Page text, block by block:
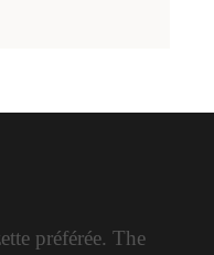
préférée. The